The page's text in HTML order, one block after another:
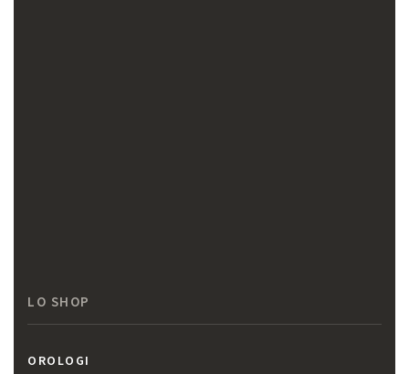
LO SHOP
OROLOGI